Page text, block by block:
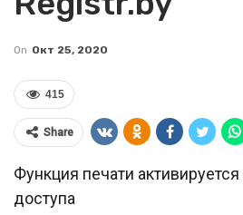
On Окт 25, 2020
415
Share
Функция печати
доступа